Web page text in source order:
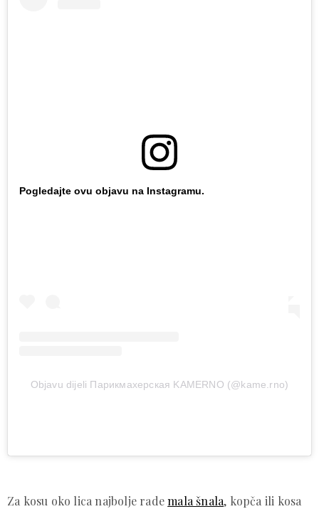
Pogledajte ovu objavu na Instagramu.
Objavu dijeli Парикмахерская KAMERNO (@kame.rno)
Za kosu oko lica najbolje rademala šnala, kopča ili kosa